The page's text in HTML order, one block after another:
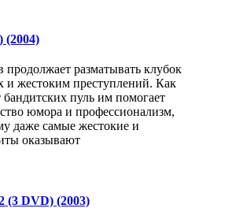
(2004)
продолжает разматывать клубок
и жестоким преступлений. Как
бандитских пуль им помогает
юмора и профессионализм,
даже самые жестокие и
оказывают
(3 DVD) (2003)